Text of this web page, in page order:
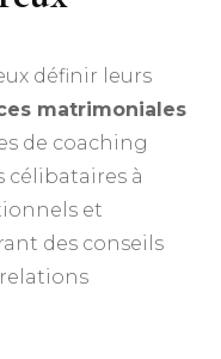
définir leurs
matrimoniales
de coaching
célibataires à
et
des conseils